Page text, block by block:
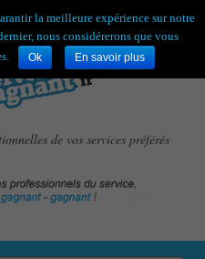
![S'enregistrer|Connexion]
de vos services préférés
la meilleure expérience sur notre
nous considérerons que vous
Ok En savoir plus